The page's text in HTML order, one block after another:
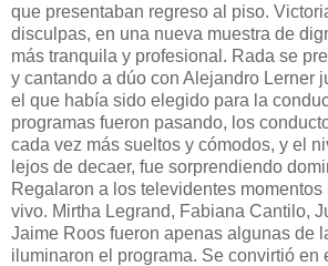
que presentaban regreso al piso.
disculpas, en una nueva muestra de
más tranquila y profesional. Rada se
y cantando a dúo con Alejandro Lerner
el que había sido elegido para la
programas fueron pasando, los
cada vez más sueltos y cómodos, y el
lejos de decaer, fue sorprendiendo
Regalaron a los televidentes
vivo. Mirtha Legrand, Fabiana Cantilo,
Jaime Roos fueron apenas algunas de
iluminaron el programa. Se convirtió en